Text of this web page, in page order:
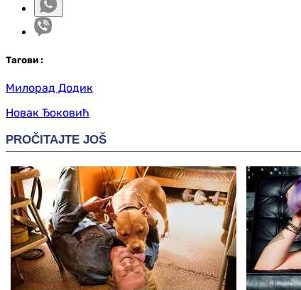
Тагови :
Милорад Додик
Новак Ђоковић